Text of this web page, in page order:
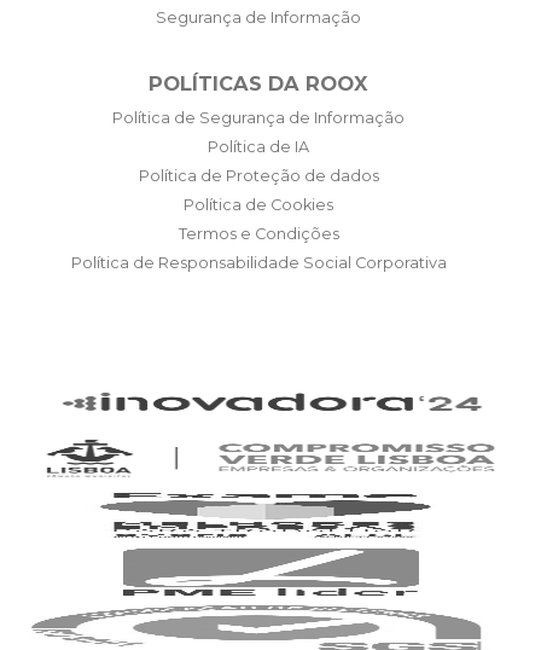
Segurança de Informação
POLÍTICAS DA ROOX
Política de Segurança de Informação
Política de IA
Política de Proteção de dados
Política de Cookies
Termos e Condições
Política de Responsabilidade Social Corporativa